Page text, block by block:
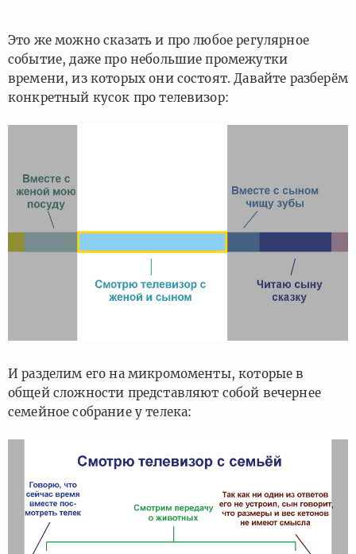
Это же можно сказать и про любое регулярное
событие, даже про небольшие промежутки
времени, из которых они состоят. Давайте разберём
конкретный кусок про телевизор:
И разделим его на микромоменты, которые в
общей сложности представляют собой вечернее
семейное собрание у телека: